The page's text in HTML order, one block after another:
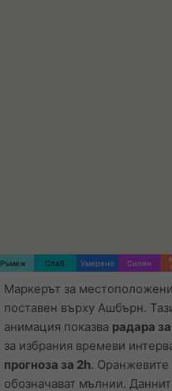
Ръмеж Слаб Умерено Силен
Маркерът за
поставен върху Ашбърн.
анимация показва радара
за избрания времеви
прогноза за 2h. Оранжевите
обозначават мълнии.